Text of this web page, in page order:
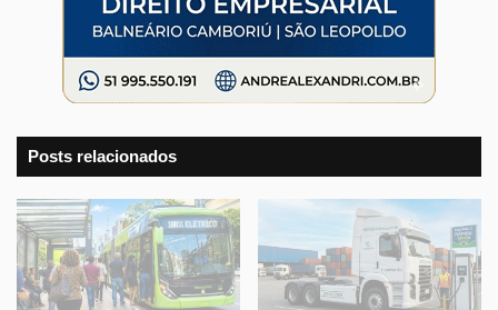
Posts relacionados